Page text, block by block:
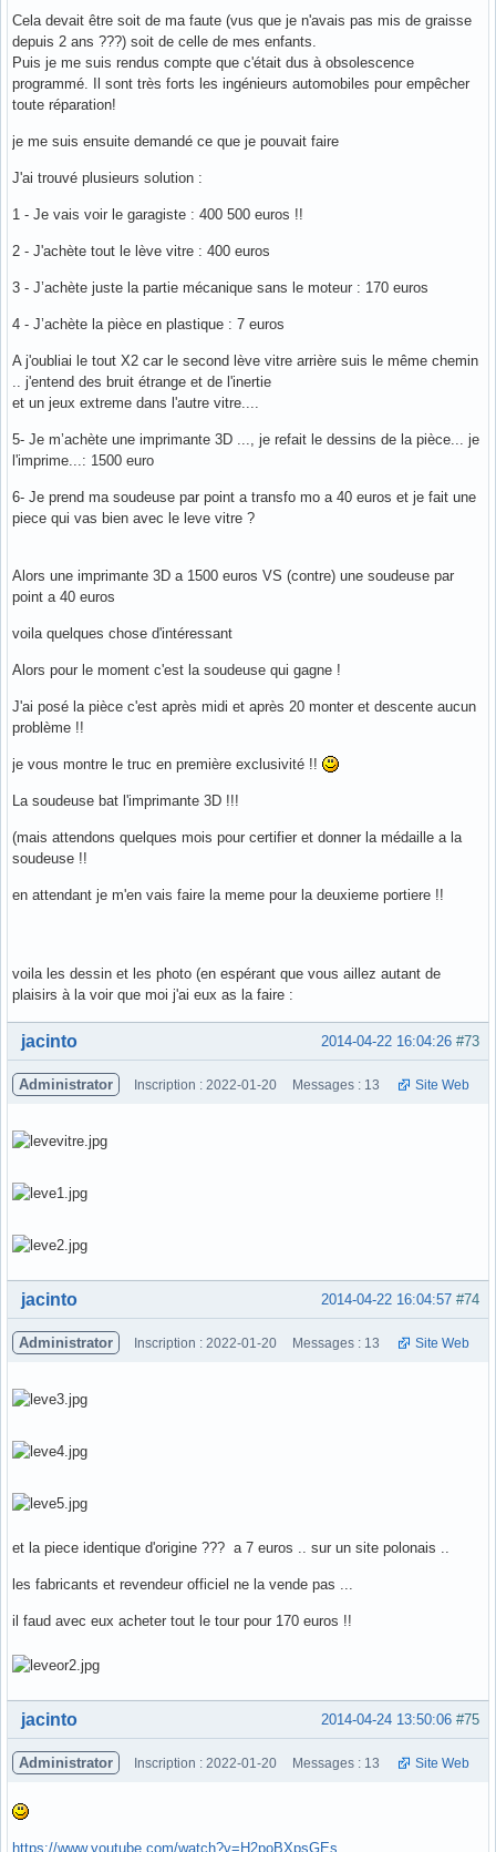
Cela devait être soit de ma faute (vus que je n'avais pas mis de graisse
depuis 2 ans ???) soit de celle de mes enfants.
Puis je me suis rendus compte que c'était dus à obsolescence
programmé. Il sont très forts les ingénieurs automobiles pour empêcher
toute réparation!
je me suis ensuite demandé ce que je pouvait faire
J'ai trouvé plusieurs solution :
1 - Je vais voir le garagiste : 400 500 euros !!
2 - J'achète tout le lève vitre : 400 euros
3 - J’achète juste la partie mécanique sans le moteur : 170 euros
4 - J’achète la pièce en plastique : 7 euros
A j'oubliai le tout X2 car le second lève vitre arrière suis le même chemin
.. j'entend des bruit étrange et de l'inertie
et un jeux extreme dans l'autre vitre....
5- Je m’achète une imprimante 3D ..., je refait le dessins de la pièce... je
l'imprime...: 1500 euro
6- Je prend ma soudeuse par point a transfo mo a 40 euros et je fait une
piece qui vas bien avec le leve vitre ?
Alors une imprimante 3D a 1500 euros VS (contre) une soudeuse par
point a 40 euros
voila quelques chose d'intéressant
Alors pour le moment c'est la soudeuse qui gagne !
J'ai posé la pièce c'est après midi et après 20 monter et descente aucun
problème !!
je vous montre le truc en première exclusivité !!
La soudeuse bat l'imprimante 3D !!!
(mais attendons quelques mois pour certifier et donner la médaille a la
soudeuse !!
en attendant je m'en vais faire la meme pour la deuxieme portiere !!
voila les dessin et les photo (en espérant que vous aillez autant de
plaisirs à la voir que moi j'ai eux as la faire :
Hors ligne #73
2014-04-22 16:04:26
jacinto
Administrator Inscription : 2022-01-20 Messages : 13 Site Web
Hors ligne #74
2014-04-22 16:04:57
jacinto
Administrator Inscription : 2022-01-20 Messages : 13 Site Web
et la piece identique d'origine ??? a 7 euros .. sur un site polonais ..
les fabricants et revendeur officiel ne la vende pas ...
il faud avec eux acheter tout le tour pour 170 euros !!
Hors ligne #75
2014-04-24 13:50:06
jacinto
Administrator Inscription : 2022-01-20 Messages : 13 Site Web
https://www.youtube.com/watch?v=H2poBXpsGEs